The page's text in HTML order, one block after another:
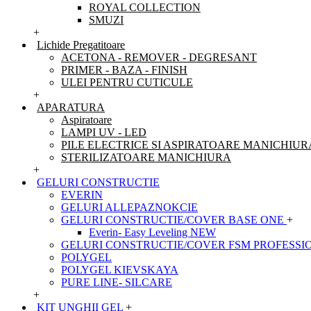
ROYAL COLLECTION
SMUZI
+
Lichide Pregatitoare
ACETONA - REMOVER - DEGRESANT
PRIMER - BAZA - FINISH
ULEI PENTRU CUTICULE
+
APARATURA
Aspiratoare
LAMPI UV - LED
PILE ELECTRICE SI ASPIRATOARE
STERILIZATOARE MANICHIURA
+
GELURI CONSTRUCTIE
EVERIN
GELURI ALLEPAZNOKCIE
GELURI CONSTRUCTIE/COVER BASE ONE +
Everin- Easy Leveling NEW
GELURI CONSTRUCTIE/COVER FSM
POLYGEL
POLYGEL KIEVSKAYA
PURE LINE- SILCARE
+
KIT UNGHII GEL +